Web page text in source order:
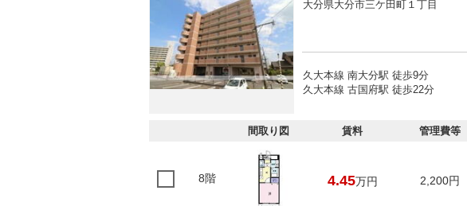
大分県大分市三ケ田町１丁目
久大本線 南大分駅 徒歩9分
久大本線 古国府駅 徒歩22分
間取り図 賃料 管理費等
8階 4.45万円 2,200円